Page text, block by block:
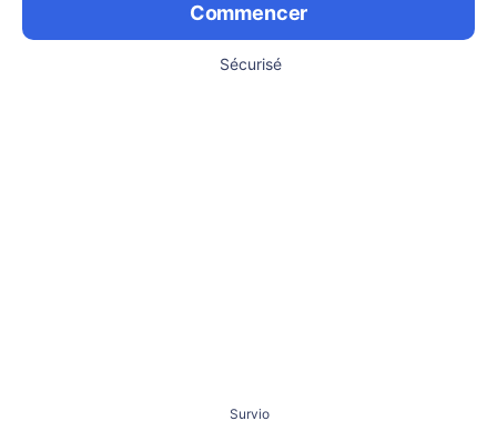
Commencer
Sécurisé
Survio